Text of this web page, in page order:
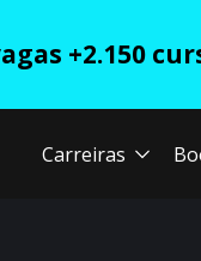
+2.150
Carreiras